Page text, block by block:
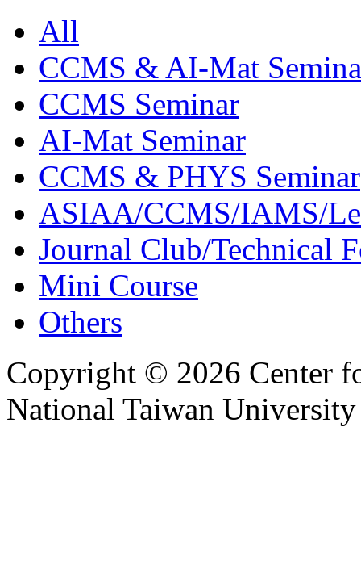
All
CCMS & AI-Mat
CCMS Seminar
AI-Mat Seminar
CCMS & PHYS Seminar
ASIAA/CCMS/IAMS/
Journal Club/Technical
Mini Course
Others
Copyright © 2026 Center
National Taiwan University